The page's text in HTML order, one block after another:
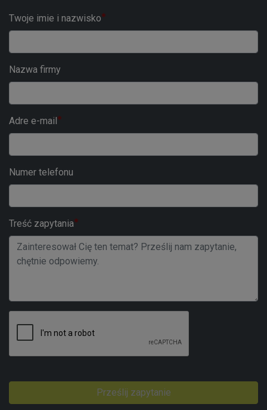
Twoje imie i nazwisko
Nazwa firmy
Adre e-mail
Numer telefonu
Treść zapytania
Prześlij zapytanie